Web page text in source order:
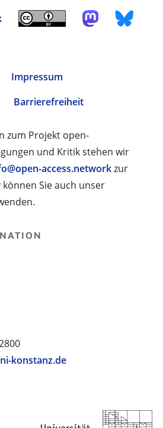
Impressum
Barrierefreiheit
zum Projekt open-
und Kritik stehen wir
access.networkzur
Sie auch unser
konstanz.de